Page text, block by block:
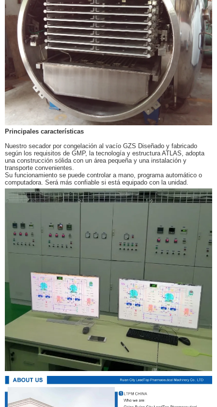
Principales características
Nuestro secador por congelación al vacío GZS Diseñado y fabricado
según los requisitos de GMP, la tecnología y estructura ATLAS, adopta
una construcción sólida con un área pequeña y una instalación y
transporte convenientes.
Su funcionamiento se puede controlar a mano, programa automático o
computadora. Será más confiable si está equipado con la unidad.